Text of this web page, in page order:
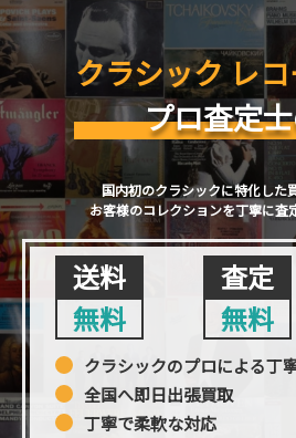
クラシック レ
プロ査定
国内初のクラシックに特化した
お客様のコレクションを丁寧に査
送料
無料
査定
無料
クラシックのプロによる丁
全国へ即日出張買取
丁寧で柔軟な対応